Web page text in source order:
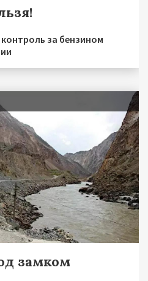
за бензином
замком